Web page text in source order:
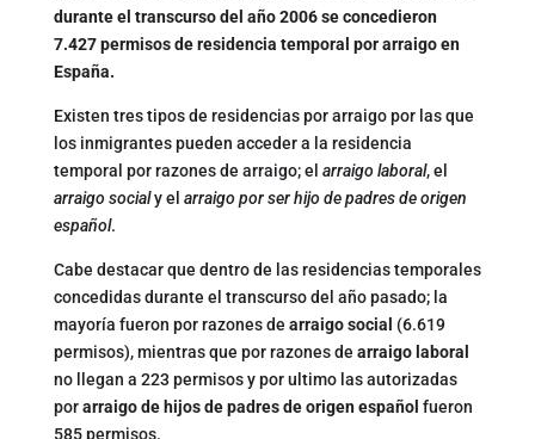
durante el transcurso del año 2006 se concedieron
7.427 permisos de residencia temporal por arraigo en
España.
Existen tres tipos de residencias por arraigo por las que
los inmigrantes pueden acceder a la residencia
temporal por razones de arraigo; el arraigo laboral, el
arraigo socialy el arraigo por ser hijo de padres de origen
español.
Cabe destacar que dentro de las residencias temporales
concedidas durante el transcurso del año pasado; la
mayoría fueron por razones de arraigo social (6.619
permisos), mientras que por razones de arraigo laboral
no llegan a 223 permisos y por ultimo las autorizadas
porarraigo de hijos de padres de origen español fueron
585 permisos.